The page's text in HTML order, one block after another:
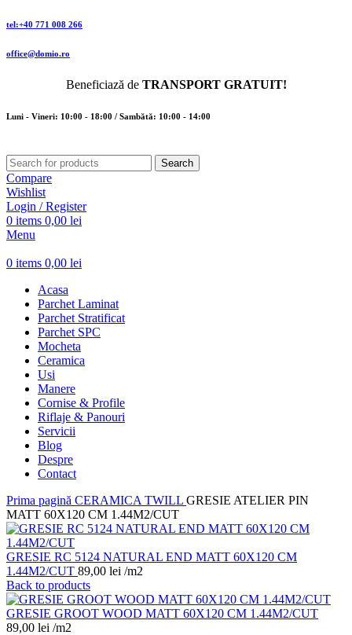
tel:+40 771 008 266
office@domio.ro
Beneficiază de TRANSPORT GRATUIT!
Luni - Vineri: 10:00 - 18:00 / Sambătă: 10:00 - 14:00
Search
Compare
Wishlist
Login / Register
0 items 0,00 lei
Menu
0 items 0,00 lei
Acasa
Parchet Laminat
Parchet Stratificat
Parchet SPC
Mocheta
Ceramica
Usi
Manere
Cornise & Profile
Riflaje & Panouri
Servicii
Blog
Despre
Contact
Prima pagină CERAMICA TWILL GRESIE ATELIER PIN
MATT 60X120 CM 1.44M2/CUT
GRESIE RC 5124 NATURAL END MATT 60X120 CM
1.44M2/CUT 89,00 lei /m2
Back to products
GRESIE GROOT WOOD MATT 60X120 CM 1.44M2/CUT
89,00 lei /m2